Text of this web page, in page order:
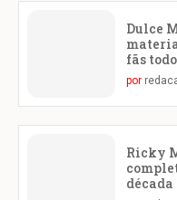
Dulce
fãs
por
Ricky
década